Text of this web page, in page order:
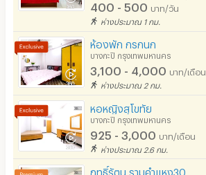
400 - 500 บาท/วัน
ห่างประมาณ 1 กม.
ห้องพัก กรกนก
บางกะปิ กรุงเทพมหานคร
3,100 - 4,000 บาท/เดือน
ห่างประมาณ 2 กม.
หอหญิงสุโขทัย
บางกะปิ กรุงเทพมหานคร
925 - 3,000 บาท/เดือน
ห่างประมาณ 2.6 กม.
ฤทธิ์รัตน รามคำแหง30